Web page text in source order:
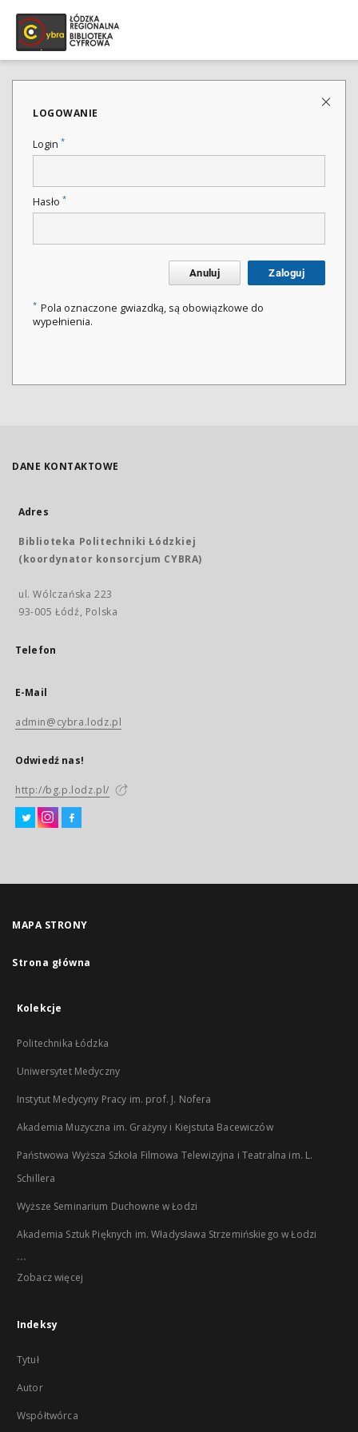
LOGOWANIE
Login *
Hasło *
Anuluj Zaloguj
* Pola oznaczone gwiazdką, są obowiązkowe do
wypełnienia.
DANE KONTAKTOWE
Adres
Biblioteka Politechniki Łódzkiej
(koordynator konsorcjum CYBRA)
ul. Wólczańska 223
93-005 Łódź, Polska
Telefon
E-Mail
admin@cybra.lodz.pl
Odwiedź nas!
http://bg.p.lodz.pl/
MAPA STRONY
Strona główna
Kolekcje
Politechnika Łódzka
Uniwersytet Medyczny
Instytut Medycyny Pracy im. prof. J. Nofera
Akademia Muzyczna im. Grażyny i Kiejstuta Bacewiczów
Państwowa Wyższa Szkoła Filmowa Telewizyjna i Teatralna im. L.
Schillera
Wyższe Seminarium Duchowne w Łodzi
Akademia Sztuk Pięknych im. Władysława Strzemińskiego w Łodzi
...
Zobacz więcej
Indeksy
Tytuł
Autor
Współtwórca